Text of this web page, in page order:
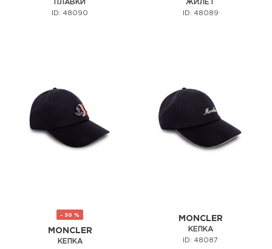
ПЛАВКИ
ID: 48090
ЖИЛЕТ
ID: 48089
- 30 %
MONCLER
КЕПКА
MONCLER
КЕПКА
ID: 48087